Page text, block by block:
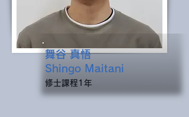
舞谷 真悟
Shingo Maitani
​修士課程1年